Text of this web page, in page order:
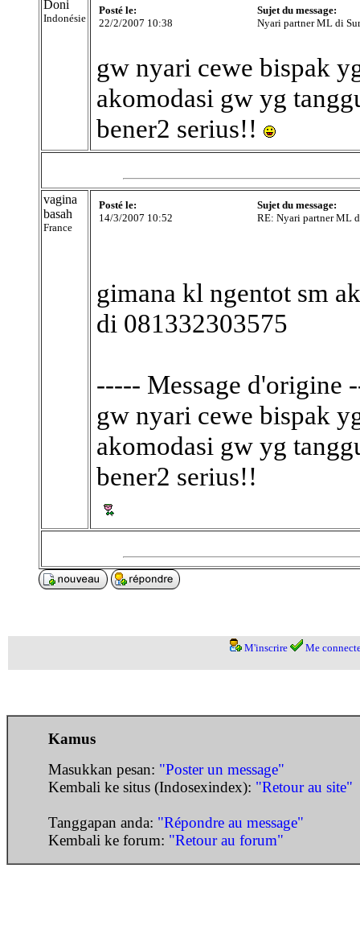
Doni
Indonésie
Posté le:
22/2/2007 10:38
Sujet du message:
Nyari partner ML di
gw nyari cewe bispak
akomodasi gw yg
bener2 serius!!
vagina
basah
France
Posté le:
14/3/2007 10:52
Sujet du message:
RE: Nyari partner ML
gimana kl ngentot sm
di 081332303575
----- Message d'origine
gw nyari cewe bispak
akomodasi gw yg
bener2 serius!!
M'inscrire Me
Kamus
Masukkan pesan: "Poster un message"
Kembali ke situs (Indosexindex): "Retour au site"
Tanggapan anda: "Répondre au message"
Kembali ke forum: "Retour au forum"